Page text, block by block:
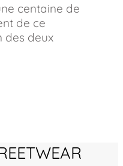
centaine de
de ce
des deux